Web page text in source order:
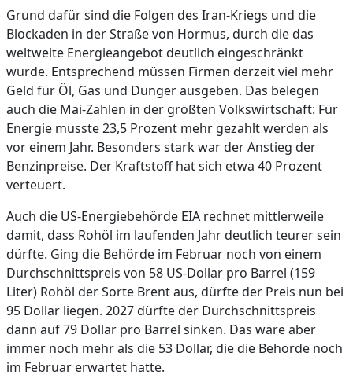
Grund dafür sind die Folgen des Iran-Kriegs und die
Blockaden in der Straße von Hormus, durch die das
weltweite Energieangebot deutlich eingeschränkt
wurde. Entsprechend müssen Firmen derzeit viel mehr
Geld für Öl, Gas und Dünger ausgeben. Das belegen
auch die Mai-Zahlen in der größten Volkswirtschaft: Für
Energie musste 23,5 Prozent mehr gezahlt werden als
vor einem Jahr. Besonders stark war der Anstieg der
Benzinpreise. Der Kraftstoff hat sich etwa 40 Prozent
verteuert.
Auch die US-Energiebehörde EIA rechnet mittlerweile
damit, dass Rohöl im laufenden Jahr deutlich teurer sein
dürfte. Ging die Behörde im Februar noch von einem
Durchschnittspreis von 58 US-Dollar pro Barrel (159
Liter) Rohöl der Sorte Brent aus, dürfte der Preis nun bei
95 Dollar liegen. 2027 dürfte der Durchschnittspreis
dann auf 79 Dollar pro Barrel sinken. Das wäre aber
immer noch mehr als die 53 Dollar, die die Behörde noch
im Februar erwartet hatte.